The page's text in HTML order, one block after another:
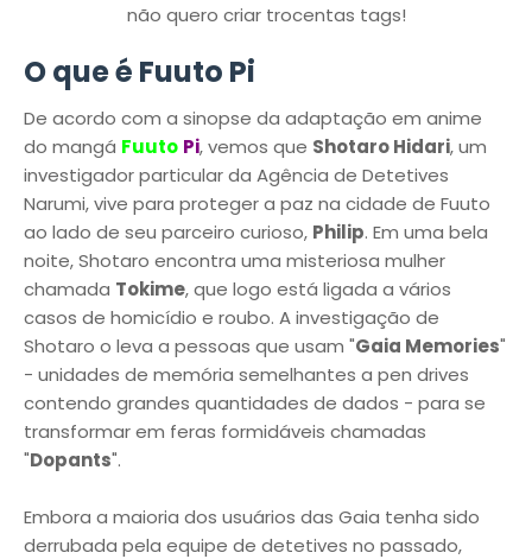
não quero criar trocentas tags!
O que é Fuuto Pi
De acordo com a sinopse da adaptação em anime
do mangá Fuuto Pi, vemos que Shotaro Hidari, um
investigador particular da Agência de Detetives
Narumi, vive para proteger a paz na cidade de Fuuto
ao lado de seu parceiro curioso, Philip. Em uma bela
noite, Shotaro encontra uma misteriosa mulher
chamada Tokime, que logo está ligada a vários
casos de homicídio e roubo. A investigação de
Shotaro o leva a pessoas que usam "Gaia Memories"
- unidades de memória semelhantes a pen drives
contendo grandes quantidades de dados - para se
transformar em feras formidáveis ​​chamadas
"Dopants".
Embora a maioria dos usuários das Gaia tenha sido
derrubada pela equipe de detetives no passado,